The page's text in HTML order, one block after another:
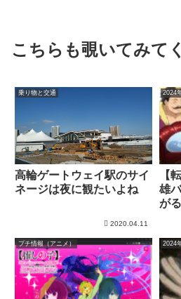
こちらも覗いてみて
乗り物と交通
高輪ゲートウェイ駅のサイ
ネージは夜に観たいよね
2020.04.11
2024
【
雄
が
プチ情報（アニメ） 2024